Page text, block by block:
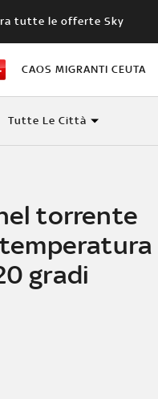
tutte le offerte Sky
CAOS MIGRANTI CEUTA
Tutte Le Città
torrente
gradi